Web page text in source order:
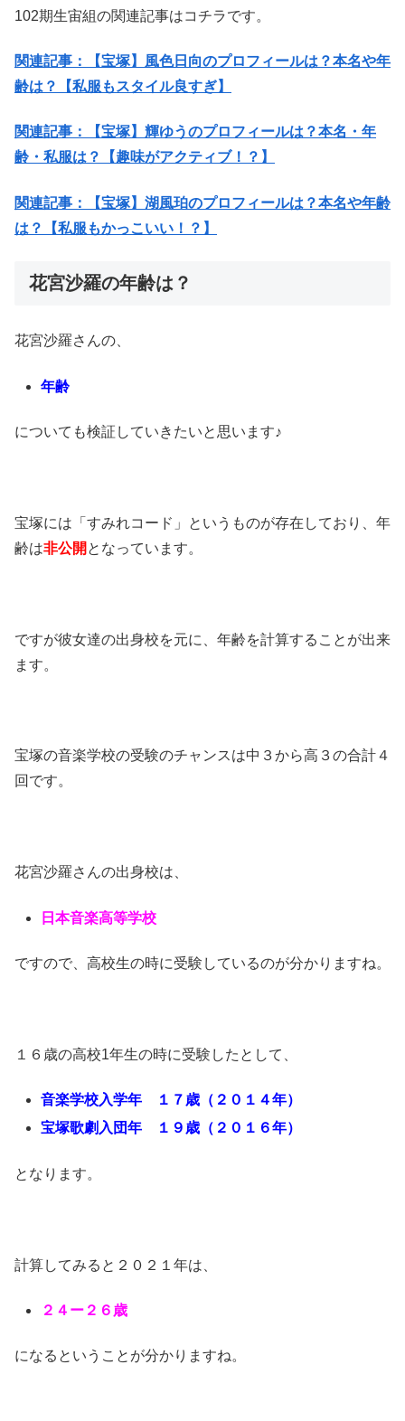
102期生宙組の関連記事はコチラです。
関連記事：【宝塚】風色日向のプロフィールは？本名や年
齢は？【私服もスタイル良すぎ】
関連記事：【宝塚】輝ゆうのプロフィールは？本名・年
齢・私服は？【趣味がアクティブ！？】
関連記事：【宝塚】湖風珀のプロフィールは？本名や年齢
は？【私服もかっこいい！？】
花宮沙羅の年齢は？
花宮沙羅さんの、
年齢
についても検証していきたいと思います♪
宝塚には「すみれコード」というものが存在しており、年
齢は非公開 となっています。
ですが彼女達の出身校を元に、年齢を計算することが出来
ます。
宝塚の音楽学校の受験のチャンスは中３から高３の合計４
回です。
花宮沙羅さんの出身校は、
日本音楽高等学校
ですので、高校生の時に受験しているのが分かりますね。
１６歳の高校1年生の時に受験したとして、
音楽学校入学年 １７歳（２０１４年）
宝塚歌劇入団年 １９歳（２０１６年）
となります。
計算してみると２０２１年は、
２４ー２６歳
になるということが分かりますね。